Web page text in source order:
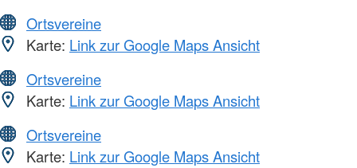
Ortsvereine
Karte: Link zur Google Maps Ansicht
Ortsvereine
Karte: Link zur Google Maps Ansicht
Ortsvereine
Karte: Link zur Google Maps Ansicht